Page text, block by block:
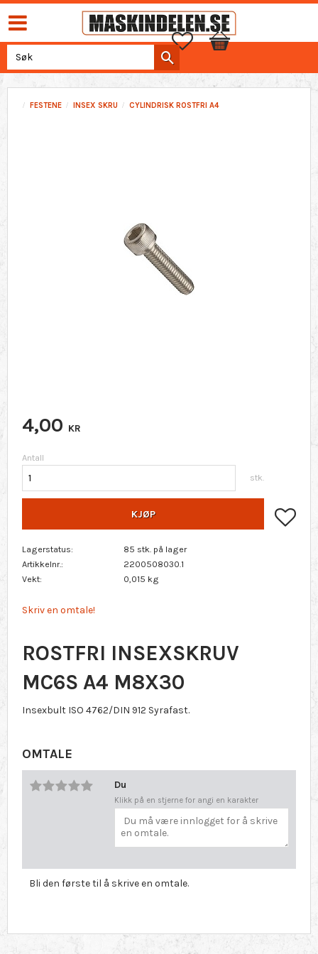
Favoritter
Handlekurv
FESTENE INSEX SKRU CYLINDRISK ROSTFRI A4
4,00 KR
Antall
stk.
KJØP
Lagerstatus
85 stk. på lager
Artikkelnr.
2200508030.1
Vekt
0,015 kg
Skriv en omtale!
ROSTFRI INSEXSKRUV
MC6S A4 M8X30
Insexbult ISO 4762/DIN 912 Syrafast.
OMTALE
Du
Klikk på en stjerne for angi en karakter
Bli den første til å skrive en omtale.